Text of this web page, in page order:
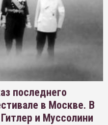
последнего
в Москве. В
и Муссолини